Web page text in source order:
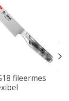
fileermes